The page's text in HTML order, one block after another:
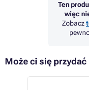
Ten
więc
Zobacz
Może ci się przydać